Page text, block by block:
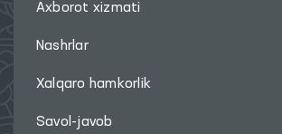
Axborot xizmati
Nashrlar
Xalqaro hamkorlik
Savol-javob